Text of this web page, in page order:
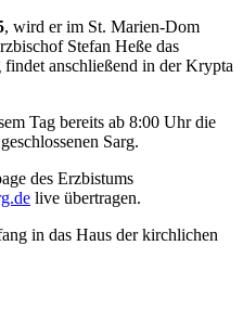
, wird er im St. Marien-Dom
Stefan Heße das
anschließend in der Krypta
Tag bereits ab 8:00 Uhr die
Sarg.
des Erzbistums
live übertragen.
in das Haus der kirchlichen